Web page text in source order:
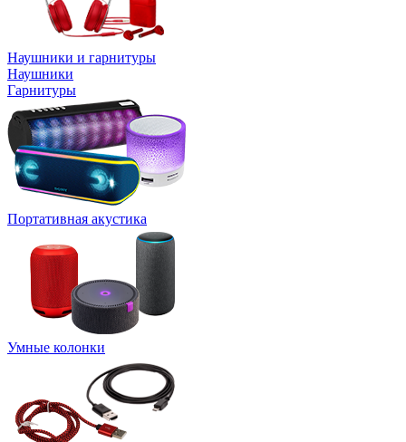
Наушники и гарнитуры
Наушники
Гарнитуры
Портативная акустика
Умные колонки